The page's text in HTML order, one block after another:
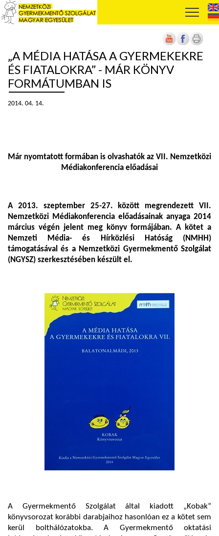
„A MÉDIA HATÁSA A GYERMEKEKRE
ÉS FIATALOKRA” - MÁR KÖNYV
FORMÁTUMBAN IS
2014. 04. 14.
Már nyomtatott formában is olvashatók az VII. Nemzetközi
Médiakonferencia előadásai
A 2013. szeptember 25-27. között megrendezett VII.
Nemzetközi Médiakonferencia előadásainak anyaga 2014
március végén jelent meg könyv formájában. A kötet a
Nemzeti Média- és Hírközlési Hatóság (NMHH)
támogatásával és a Nemzetközi Gyermekmentő Szolgálat
(NGYSZ) szerkesztésében készült el.
A Gyermekmentő Szolgálat által kiadott „Kobak”
könyvsorozat korábbi darabjaihoz hasonlóan ez a kötet sem
kerül bolthálózatokba. A Gyermekmentő oktatási